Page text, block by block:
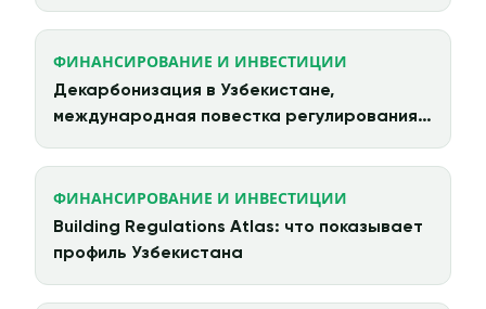
ФИНАНСИРОВАНИЕ И ИНВЕСТИЦИИ
Декарбонизация в Узбекистане,
международная повестка регулирования и
ФИНАНСИРОВАНИЕ И ИНВЕСТИЦИИ
Building Regulations Atlas: что показывает
профиль Узбекистана